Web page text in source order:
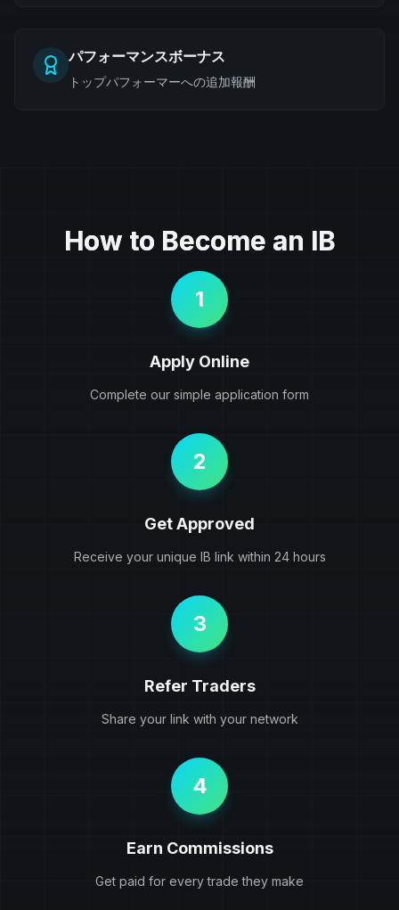
パフォーマンスボーナス
トップパフォーマーへの追加報酬
How to Become an IB
1
Apply Online
Complete our simple application form
2
Get Approved
Receive your unique IB link within 24 hours
3
Refer Traders
Share your link with your network
4
Earn Commissions
Get paid for every trade they make